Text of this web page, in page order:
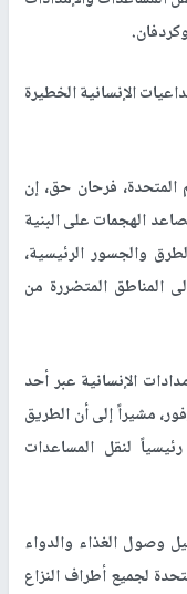
الإنسانية الخطيرة
المتحدة، فرحان حق، إن
الهجمات على البنية
والجسور الرئيسية،
المناطق المتضررة من
الإنسانية عبر أحد
مشيراً إلى أن الطريق
لنقل المساعدات
وصول الغذاء والدواء
لجميع أطراف النزاع